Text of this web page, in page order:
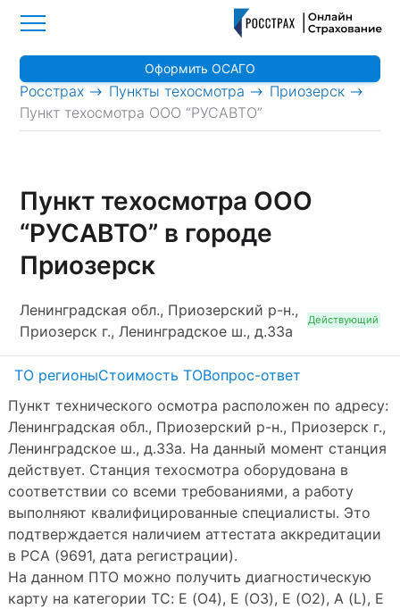
Росстрах > Пункты техосмотра > Приозерск >
Пункт техосмотра ООО “РУСАВТО”
Оформить ОСАГО
Пункт техосмотра ООО
“РУСАВТО” в городе
Приозерск
Ленинградская обл., Приозерский р-н.,
Приозерск г., Ленинградское ш., д.33а
Действующий
ТО регионыСтоимость ТОВопрос-ответ
Пункт технического осмотра расположен по адресу:
Ленинградская обл., Приозерский р-н., Приозерск г.,
Ленинградское ш., д.33а. На данный момент станция
действует. Станция техосмотра оборудована в
соответствии со всеми требованиями, а работу
выполняют квалифицированные специалисты. Это
подтверждается наличием аттестата аккредитации
в РСА (9691, дата регистрации).
На данном ПТО можно получить диагностическую
карту на категории ТС: E (O4), E (O3), E (O2), A (L), E